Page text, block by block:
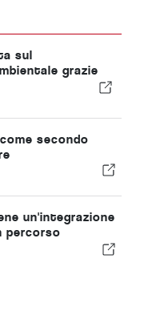
sul
grazie
secondo
un'integrazione
percorso